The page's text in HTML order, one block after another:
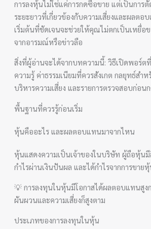
การลงหุ้นไม่ใช่แค่การกดซื้อขาย แต่เป็นการตั
ระยะยาวที่เกี่ยวข้องกับความเสี่ยงและผลตอ
เริ่มต้นที่ชัดเจนจะช่วยให้คุณไม่ตกเป็นเหยื่อ
จากอารมณ์หรือข่าวลือ
สิ่งที่ผู้อ่านจะได้จากบทความนี้: วิธีเปิดพอร์ต
ความรู้ ค่าธรรมเนียมที่ควรสังเกต กลยุทธ์สำ
บริหารความเสี่ยง และรายการตรวจสอบก่อน
พื้นฐานที่ควรรู้ก่อนเริ่ม
หุ้นคืออะไร และผลตอบแทนมาจากไหน
หุ้นแสดงความเป็นเจ้าของในบริษัท ผู้ถือหุ้น
กำไรผ่านเงินปันผล และได้กำไรจากการขาย
💡 การลงทุนในหุ้นมีโอกาสได้ผลตอบแทนสูง
ผันผวนและความเสี่ยงก็สูงตาม
ประเภทของการลงทุนในหุ้น